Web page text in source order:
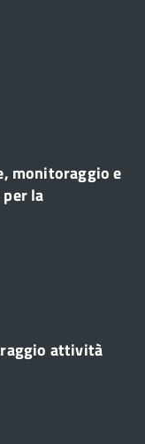
monitoraggio e
la
attività